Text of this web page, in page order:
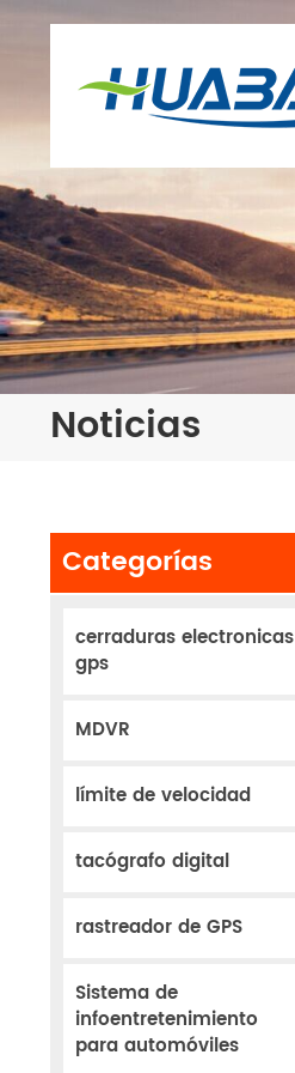
Noticias
Categorías
cerraduras electronicas
gps
MDVR
límite de velocidad
tacógrafo digital
rastreador de GPS
Sistema de
infoentretenimiento
para automóviles